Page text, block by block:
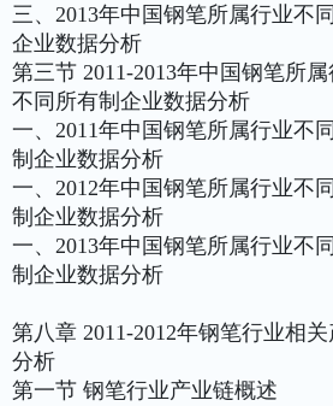
三、2013年中国钢笔所属行业不
企业数据分析
第三节 2011-2013年中国钢笔所属
不同所有制企业数据分析
一、2011年中国钢笔所属行业不
制企业数据分析
一、2012年中国钢笔所属行业不
制企业数据分析
一、2013年中国钢笔所属行业不
制企业数据分析
第八章 2011-2012年钢笔行业相关
分析
第一节 钢笔行业产业链概述